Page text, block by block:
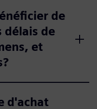
de
délais de
et
d'achat